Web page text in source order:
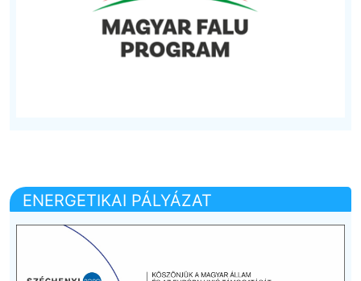
ENERGETIKAI PÁLYÁZAT